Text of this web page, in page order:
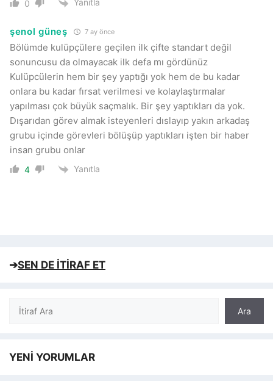
0 Yanıtla
şenol güneş 7 ay önce
Bölümde kulüpçülere geçilen ilk çifte standart değil
sonuncusu da olmayacak ilk defa mı gördünüz
Kulüpcülerin hem bir şey yaptığı yok hem de bu kadar
onlara bu kadar fırsat verilmesi ve kolaylaştırmalar
yapılması çok büyük saçmalık. Bir şey yaptıkları da yok.
Dışarıdan görev almak isteyenleri dıslayıp yakın arkadaş
grubu içinde görevleri bölüşüp yaptıkları işten bir haber
insan grubu onlar
4 Yanıtla
➔SEN DE İTİRAF ET
Ara
Ara
YENİ YORUMLAR